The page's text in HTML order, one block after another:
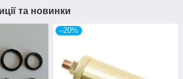
та новинки
–20%